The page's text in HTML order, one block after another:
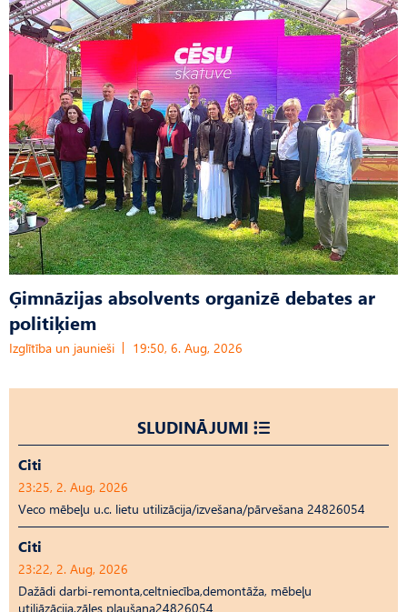
Ģimnāzijas absolvents organizē debates ar
politiķiem
Izglītība un jaunieši 19:50, 6. Aug, 2026
SLUDINĀJUMI
Citi
23:25, 2. Aug, 2026
Veco mēbeļu u.c. lietu utilizācija/izvešana/pārvešana 24826054
Citi
23:22, 2. Aug, 2026
Dažādi darbi-remonta,celtniecība,demontāža, mēbeļu
utiliāzācija,zāles pļaušana24826054